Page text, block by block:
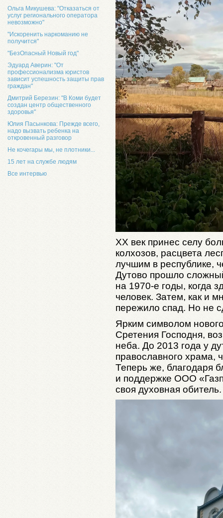
Ольга Микушева: "Отказаться от
услуг регионального оператора
невозможно"
"Искоренить наркоманию не
получится"
"БезОпасный Новый год"
Эдуард Аверин: "От
профессионализма юристов
зависит успешность защиты прав
граждан"
Дмитрий Березин: "В Коми будет
создан центр общественного
здоровья"
Юлия Пасынкова: Прежде всего,
надо вызвать ребенка на
откровенный разговор
Не кочегары мы, не плотники...
15 лет на службе людям
Все интервью
XX век принес селу
колхозов, расцвета
лучшим в республике,
Дутово прошло
на 1970-е годы, когда
человек. Затем, как и
пережило спад. Но не
Ярким символом
Сретения Господня,
неба. До 2013 года у
православного храма,
Теперь же, благодаря
и поддержке ООО
своя духовная обитель.